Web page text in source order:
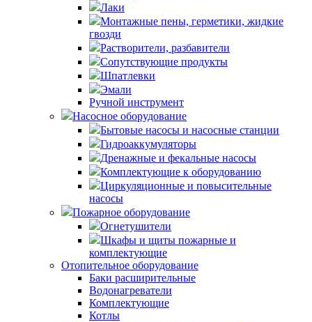
Лаки
Монтажные пены, герметики, жидкие
гвозди
Растворители, разбавители
Сопутствующие продукты
Шпатлевки
Эмали
Ручной инструмент
Насосное оборудование
Бытовые насосы и насосные станции
Гидроаккумуляторы
Дренажные и фекальные насосы
Комплектующие к оборудованию
Циркуляционные и повысительные
насосы
Пожарное оборудование
Огнетушители
Шкафы и щиты пожарные и
комплектующие
Отопительное оборудование
Баки расширительные
Водонагреватели
Комплектующие
Котлы